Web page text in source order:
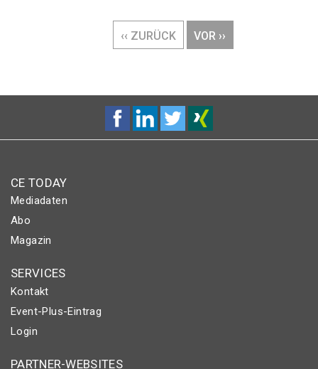
VORHERIGE
‹‹ ZURÜCK
NÄCHSTE
VOR ››
CE TODAY
Mediadaten
Abo
Magazin
SERVICES
Kontakt
Event-Plus-Eintrag
Login
PARTNER-WEBSITES